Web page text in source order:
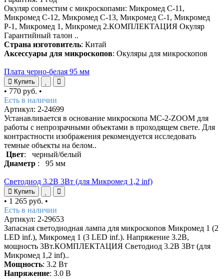
Окуляр совместим с микроскопами: Микромед С-11,
Микромед С-12, Микромед С-13, Микромед С-1, Микромед
Р-1, Микромед 1, Микромед 2.КОМПЛЕКТАЦИЯ Окуляр
Гарантийный талон ..
Страна изготовитель: Китай
Аксессуары для микроскопов: Окуляры для микроскопов
Плата черно-белая 95 мм
Купить
• 770 руб. •
Есть в наличии
Артикул: 2-24699
Устанавливается в основание микроскопа МС-2-ZOOM для
работы с непрозрачными объектами в проходящем свете. Для
контрастности изображения рекомендуется исследовать
темные объекты на белом..
Цвет: черный/белый
Диаметр : 95 мм
Светодиод 3.2В 3Вт (для Микромед 1,2 inf)
Купить
• 1 265 руб. •
Есть в наличии
Артикул: 2-29653
Запасная светодиодная лампа для микроскопов Микромед 1 (2
LED inf.), Микромед 1 (3 LED inf.). Напряжение 3.2В,
мощность 3Вт.КОМПЛЕКТАЦИЯ Светодиод 3.2В 3Вт (для
Микромед 1,2 inf)..
Мощность: 3.2 Вт
Напряжение: 3.0 В